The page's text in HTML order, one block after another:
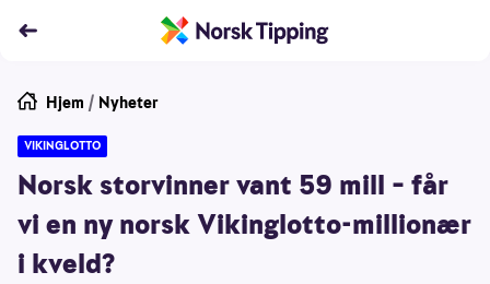
Hjem / Nyheter
VIKINGLOTTO
Norsk storvinner vant 59 mill – får
vi en ny norsk Vikinglotto-millionær
i kveld?